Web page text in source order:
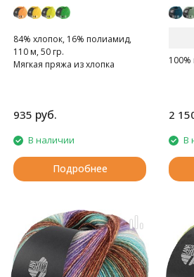
84% хлопок, 16% полиамид,
110 м, 50 гр.
Мягкая пряжа из хлопка
935 руб.
В наличии
Подробнее
2
В